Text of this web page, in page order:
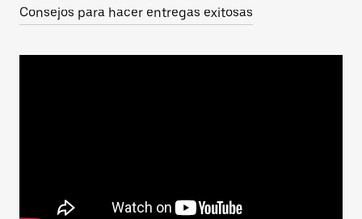
Consejos para hacer entregas exitosas